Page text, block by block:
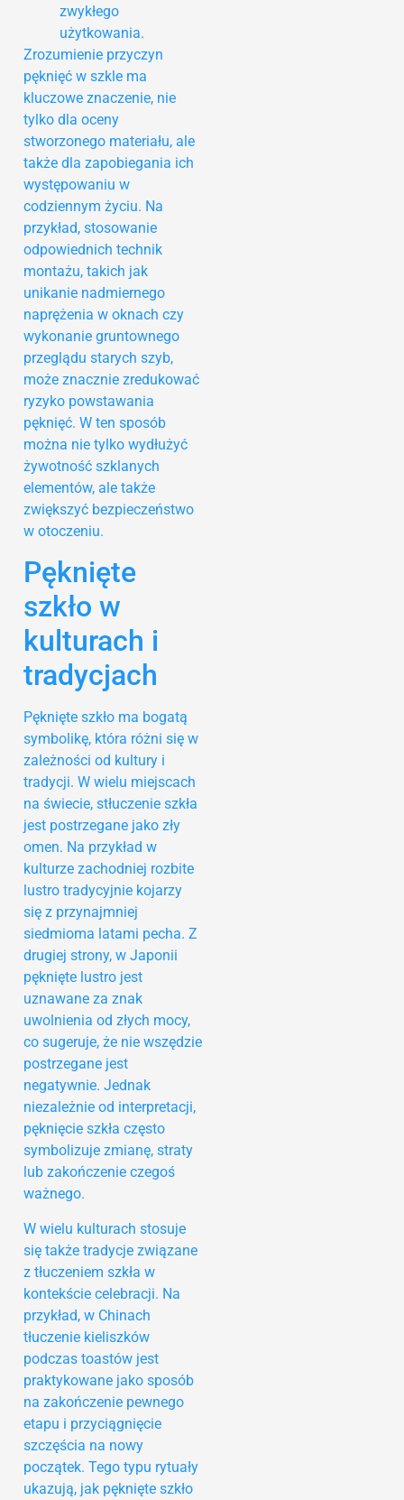
zwykłego
użytkowania.
Zrozumienie przyczyn
pęknięć w szkle ma
kluczowe znaczenie, nie
tylko dla oceny
stworzonego materiału, ale
także dla zapobiegania ich
występowaniu w
codziennym życiu. Na
przykład, stosowanie
odpowiednich technik
montażu, takich jak
unikanie nadmiernego
naprężenia w oknach czy
wykonanie gruntownego
przeglądu starych szyb,
może znacznie zredukować
ryzyko powstawania
pęknięć. W ten sposób
można nie tylko wydłużyć
żywotność szklanych
elementów, ale także
zwiększyć bezpieczeństwo
w otoczeniu.
Pęknięte
szkło w
kulturach i
tradycjach
Pęknięte szkło ma bogatą
symbolikę, która różni się w
zależności od kultury i
tradycji. W wielu miejscach
na świecie, stłuczenie szkła
jest postrzegane jako zły
omen. Na przykład w
kulturze zachodniej rozbite
lustro tradycyjnie kojarzy
się z przynajmniej
siedmioma latami pecha. Z
drugiej strony, w Japonii
pęknięte lustro jest
uznawane za znak
uwolnienia od złych mocy,
co sugeruje, że nie wszędzie
postrzegane jest
negatywnie. Jednak
niezależnie od interpretacji,
pęknięcie szkła często
symbolizuje zmianę, straty
lub zakończenie czegoś
ważnego.
W wielu kulturach stosuje
się także tradycje związane
z tłuczeniem szkła w
kontekście celebracji. Na
przykład, w Chinach
tłuczenie kieliszków
podczas toastów jest
praktykowane jako sposób
na zakończenie pewnego
etapu i przyciągnięcie
szczęścia na nowy
początek. Tego typu rytuały
ukazują, jak pęknięte szkło